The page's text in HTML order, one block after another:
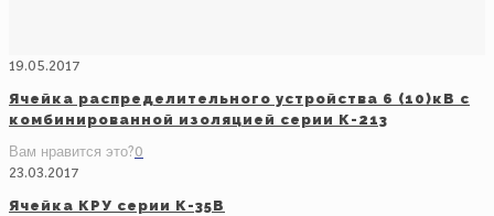
19.05.2017
Ячейка распределительного устройства 6 (10)кВ с
комбинированной изоляцией серии К-213
Вам нравится это?0
23.03.2017
Ячейка КРУ серии К-35В